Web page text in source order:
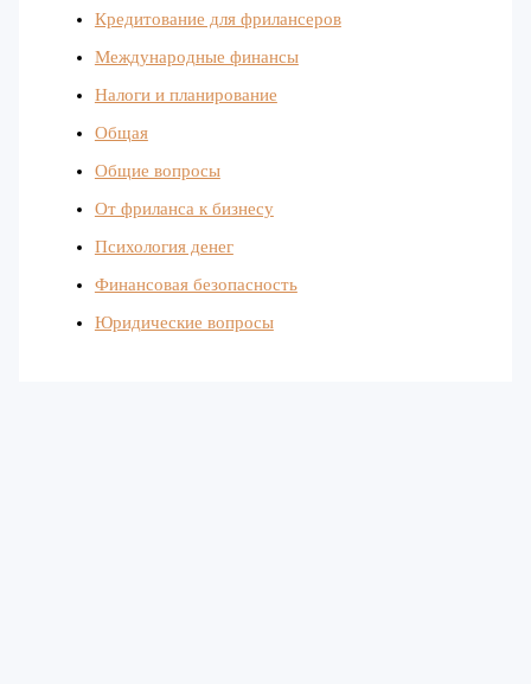
Кредитование для фрилансеров
Международные финансы
Налоги и планирование
Общая
Общие вопросы
От фриланса к бизнесу
Психология денег
Финансовая безопасность
Юридические вопросы